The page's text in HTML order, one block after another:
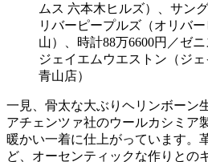
ムス 六本木ヒルズ）、サン
リバーピープルズ（オリバ
山）、時計88万6600円／ゼ
ジェイエムウエストン（ジ
青山店）
一見、骨太な大ぶりヘリンボーン
アチェンツァ社のウールカシミア
暖かい一着に仕上がっています。
ど、オーセンティックな作りとの